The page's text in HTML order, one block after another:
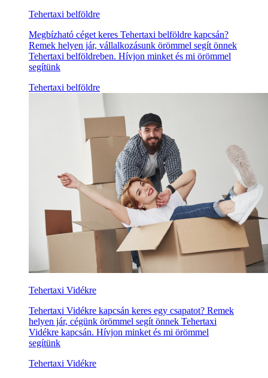
Tehertaxi belföldre
Megbízható céget keres Tehertaxi belföldre kapcsán?
Remek helyen jár, vállalkozásunk örömmel segít önnek
Tehertaxi belföldreben. Hívjon minket és mi örömmel
segítünk
Tehertaxi belföldre
Tehertaxi Vidékre
Tehertaxi Vidékre kapcsán keres egy csapatot? Remek
helyen jár, cégünk örömmel segít önnek Tehertaxi
Vidékre kapcsán. Hívjon minket és mi örömmel
segítünk
Tehertaxi Vidékre